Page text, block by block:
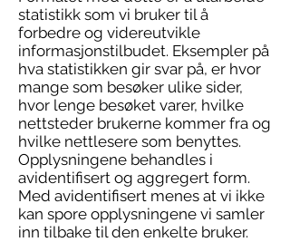
statistikk som vi bruker til å
forbedre og videreutvikle
informasjonstilbudet. Eksempler på
hva statistikken gir svar på, er hvor
mange som besøker ulike sider,
hvor lenge besøket varer, hvilke
nettsteder brukerne kommer fra og
hvilke nettlesere som benyttes.
Opplysningene behandles i
avidentifisert og aggregert form.
Med avidentifisert menes at vi ikke
kan spore opplysningene vi samler
inn tilbake til den enkelte bruker.